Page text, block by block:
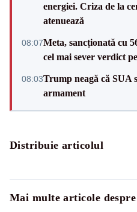
energiei. Criza de la
atenuează
08:07Meta, sancționată cu
cel mai sever verdict
08:03Trump neagă că SUA
armament
Distribuie articolul
Mai multe articole despre